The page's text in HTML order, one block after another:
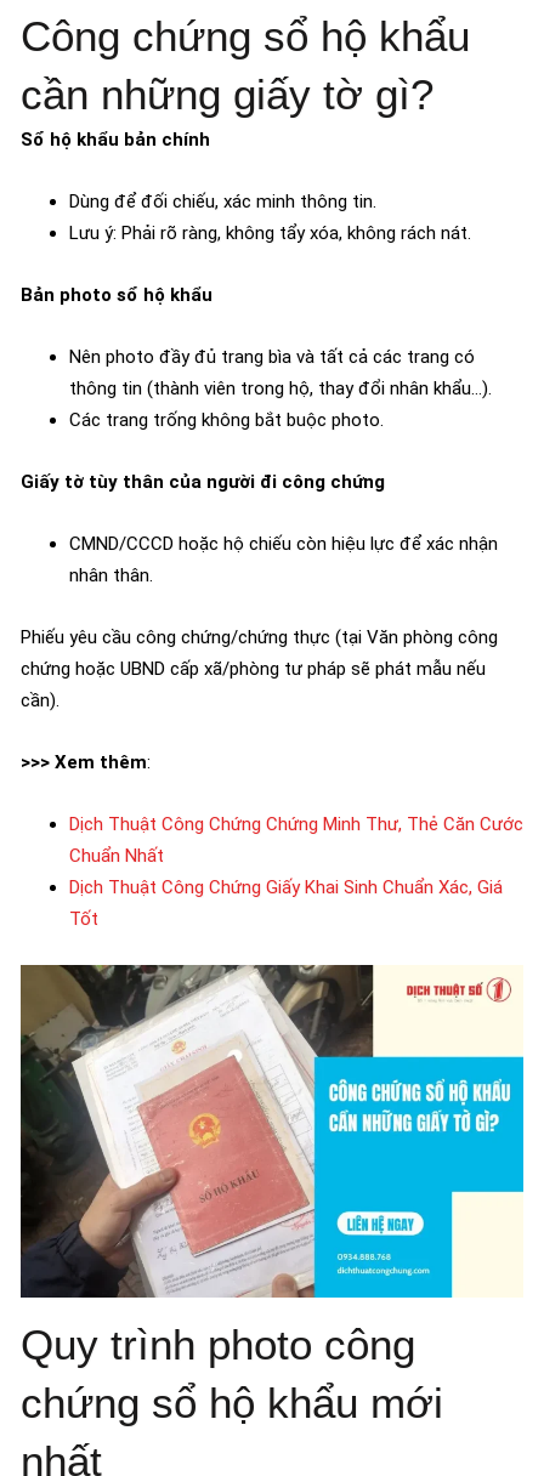
Công chứng sổ hộ khẩu
cần những giấy tờ gì?
Sổ hộ khẩu bản chính
Dùng để đối chiếu, xác minh thông tin.
Lưu ý: Phải rõ ràng, không tẩy xóa, không rách nát.
Bản photo sổ hộ khẩu
Nên photo đầy đủ trang bìa và tất cả các trang có
thông tin (thành viên trong hộ, thay đổi nhân khẩu…).
Các trang trống không bắt buộc photo.
Giấy tờ tùy thân của người đi công chứng
CMND/CCCD hoặc hộ chiếu còn hiệu lực để xác nhận
nhân thân.
Phiếu yêu cầu công chứng/chứng thực (tại Văn phòng công
chứng hoặc UBND cấp xã/phòng tư pháp sẽ phát mẫu nếu
cần).
>>> Xem thêm:
Dịch Thuật Công Chứng Chứng Minh Thư, Thẻ Căn Cước
Chuẩn Nhất
Dịch Thuật Công Chứng Giấy Khai Sinh Chuẩn Xác, Giá
Tốt
Quy trình photo công
chứng sổ hộ khẩu mới
nhất